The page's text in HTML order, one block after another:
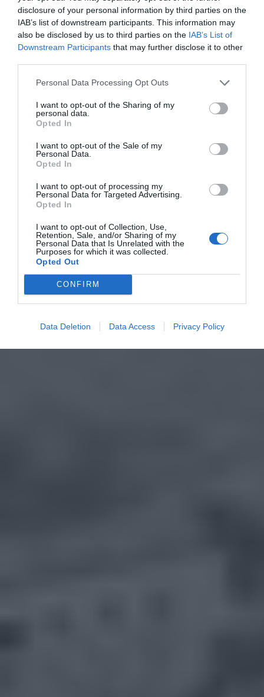
disclosure of your personal information by third parties on the
IAB’s list of downstream participants. This information may
also be disclosed by us to third parties on the IAB’s List of
Downstream Participants that may further disclose it to other
Personal Data Processing Opt Outs
I want to opt-out of the Sharing of my
personal data.
Opted In
I want to opt-out of the Sale of my
Personal Data.
Opted In
I want to opt-out of processing my
Personal Data for Targeted Advertising.
Opted In
I want to opt-out of Collection, Use,
Retention, Sale, and/or Sharing of my
Personal Data that Is Unrelated with the
Purposes for which it was collected.
Opted Out
CONFIRM
Data Deletion Data Access Privacy Policy